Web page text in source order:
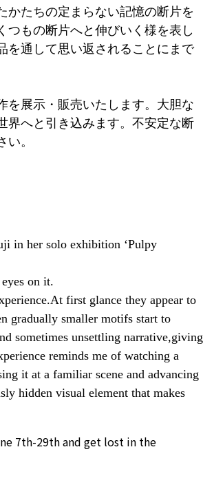
かたちの定まらない記憶の断片を
つもの断片へと伸びいく様を表し
を通して思い返されることにまで
を展示・販売いたします。大胆な
界へと引き込みます。不安定な断
。
in her solo exhibition ‘Pulpy
on it.
first glance they appear to
gradually smaller motifs start to
sometimes unsettling narrative,giving
reminds me of watching a
it at a familiar scene and advancing
hidden visual element that makes
7th-29th and get lost in the